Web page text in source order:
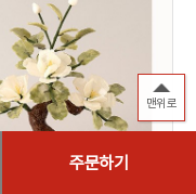
주문하기
맨위로